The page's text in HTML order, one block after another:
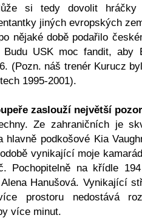
si tedy dovolit hráčky
jiných evropských
nějaké době podařilo
USK moc fandit, aby
(Pozn. náš trenér Kurucz
1995-2001).
zaslouží největší
Ze zahraničních je
hlavně podkošové Kia
vynikající moje
Pochopitelně na křídle
Hanušová. Vynikající
prostoru nedostává
více minut.